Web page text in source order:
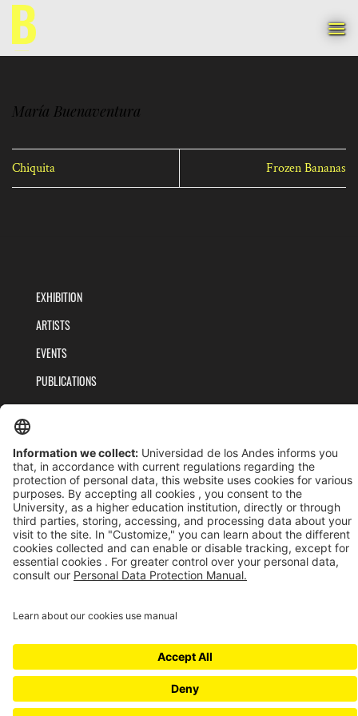
Skip
content
María Buenaventura
Chiquita Frozen Bananas
EXHIBITION
ARTISTS
EVENTS
PUBLICATIONS
TEAM
TERMS AND CONDITIONS
Reconocimiento personería jurídica: Resolución 28 del 23 de febrero de 1949 MinJusticia.